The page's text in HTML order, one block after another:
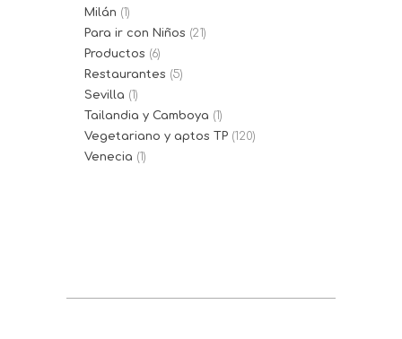
Milán (1)
Para ir con Niños (21)
Productos (6)
Restaurantes (5)
Sevilla (1)
Tailandia y Camboya (1)
Vegetariano y aptos TP (120)
Venecia (1)